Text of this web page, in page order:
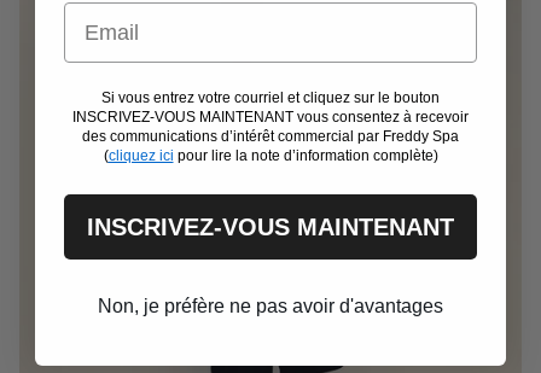
Email
Si vous entrez votre courriel et cliquez sur le bouton
INSCRIVEZ-VOUS MAINTENANT vous consentez à recevoir
des communications d’intérêt commercial par Freddy Spa
(cliquez ici pour lire la note d’information complète)
INSCRIVEZ-VOUS MAINTENANT
Non, je préfère ne pas avoir d'avantages